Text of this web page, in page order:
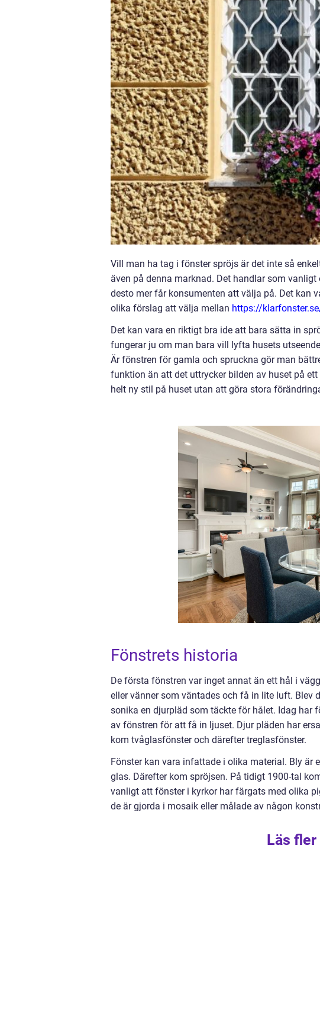
Vill man ha tag i fönster spröjs är det inte så
även på denna marknad. Det handlar som
desto mer får konsumenten att välja på. Det kan
olika förslag att välja mellan https://
Det kan vara en riktigt bra ide att bara sätta in
fungerar ju om man bara vill lyfta husets
Är fönstren för gamla och spruckna gör man
funktion än att det uttrycker bilden av huset på
helt ny stil på huset utan att göra stora
Fönstrets historia
De första fönstren var inget annat än ett hål i
eller vänner som väntades och få in lite luft. Blev
sonika en djurpläd som täckte för hålet. Idag
av fönstren för att få in ljuset. Djur pläden har
kom tvåglasfönster och därefter treglasfönster.
Fönster kan vara infattade i olika material. Bly
glas. Därefter kom spröjsen. På tidigt 1900-tal
vanligt att fönster i kyrkor har färgats med olika
de är gjorda i mosaik eller målade av någon
Läs